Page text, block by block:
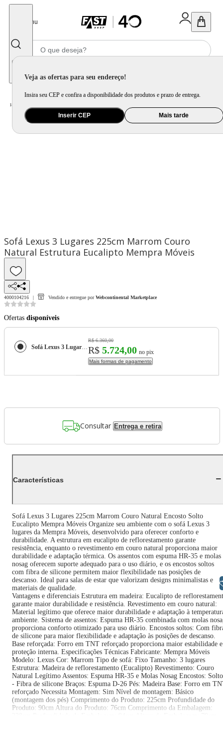
Menu
Veja as ofertas para seu endereço!
Insira seu CEP e confira a disponibilidade dos produtos e prazo de entrega.
Inserir CEP Mais tarde
Home
Sofá Lexus 3 Lugares 225cm Marrom Couro
Natural Estrutura Eucalipto Mempra Móveis
4000104216 Vendido e entregue por Webcontinental Marketplace
Ofertas disponíveis
Sofá Lexus 3 Lugares 225cm Marrom Couro Natural Estrutura Eucalipto Mempra Móveis
R$ 6.360,00
R$ 5.724,00 no pix
Mais formas de pagamento
Consultar Entrega e retira
Características
Sofá Lexus 3 Lugares 225cm Marrom Couro Natural Encosto Solto
Eucalipto Mempra Móveis Organize seu ambiente com o sofá Lexus 3
lugares da Mempra Móveis, desenvolvido para oferecer conforto e
durabilidade. A estrutura em eucalipto de reflorestamento garante
resistência, enquanto o revestimento em couro natural proporciona maior
durabilidade e adaptação térmica. Os assentos com espuma HR-35 e molas
nosag oferecem suporte adequado para o uso diário, e os encostos soltos
com fibra de silicone permitem maior flexibilidade nas posições de
descanso. Ideal para salas de estar que valorizam designs minimalistas e
materiais de qualidade.
Vantagens e diferenciais Estrutura em madeira: Eucalipto de
garante maior durabilidade e resistência. Revestimento em couro natural:
Material legítimo que oferece maior durabilidade e adaptação à
ambiente. Sistema de assentos: Espuma HR-35 combinada com molas
proporciona conforto otimizado para uso diário. Encostos soltos: Com
de silicone para maior flexibilidade e adaptação às posições de descanso.
Base reforçada: Forro em TNT reforçado proporciona maior estabilidade e
proteção interna. Especificações Técnicas Fabricante: Mempra Móveis
Modelo: Lexus Cor: Marrom Tipo de sofá: Fixo Tamanho: 3 lugares
Estrutura: Madeira de reflorestamento (Eucalipto) Revestimento: Couro
Natural Legítimo Assentos: Espuma HR-35 e Molas Nosag Encostos: Solto
- Fibra de silicone Braços: Espuma D-26 Pés: Madeira Base: Forro em
reforçado Necessita Montagem: Sim Nível de montagem: Básico
(montagem dos pés) Comprimento do Produto: 225cm Profundidade do
Produto: 90cm Altura do Produto: 76cm Comprimento da Embalagem:
Libras